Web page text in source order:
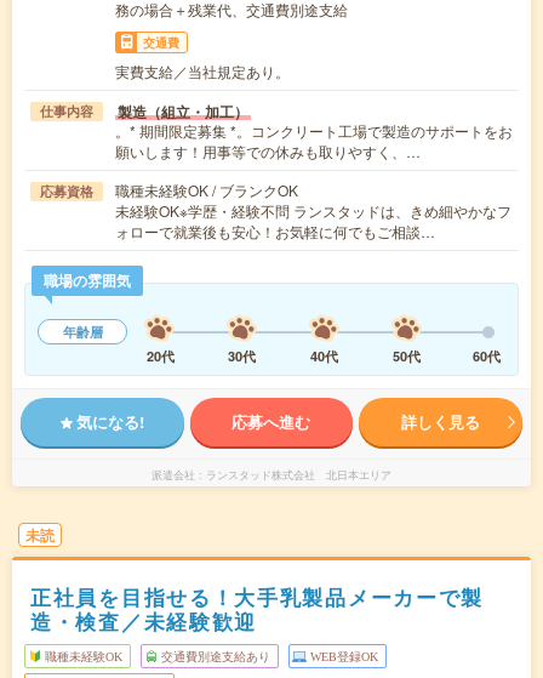
務の場合＋残業代、交通費別途支給
交通費
実費支給／当社規定あり。
仕事内容 製造（組立・加工）
。* 期間限定募集 *。コンクリート工場で製造のサポートをお
願いします！用事等での休みも取りやすく、…
応募資格
職種未経験OK / ブランクOK
未経験OK※学歴・経験不問 ランスタッドは、きめ細やかなフ
ォローで就業後も安心！お気軽に何でもご相談…
職場の雰囲気
年齢層
20代
30代 40代 50代 60代
気になる! 応募へ進む 詳しく見る
派遣会社 ランスタッド株式会社 北日本エリア
未読
正社員を目指せる！大手乳製品メーカーで製
造・検査／未経験歓迎
職種未経験OK 交通費別途支給あり WEB登録OK